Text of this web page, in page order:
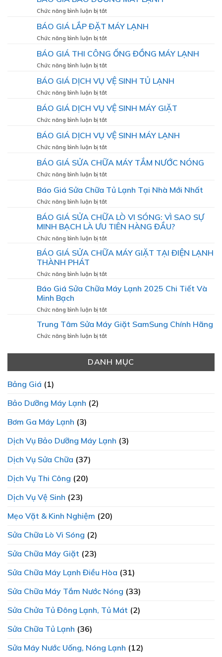
–
pháp
giúp
máy
hoạt
động
bền
bỉ,
lạnh
BƠM
MÁY
Chức năng bình luận bị tắtở
GIÁ
BẢO
MÁY
BÁO GIÁ LẮP ĐẶT MÁY LẠNH
Chức năng bình luận bị tắtở
GIÁ
LẮP
MÁY
BÁO GIÁ THI CÔNG ỐNG ĐỒNG MÁY LẠNH
Chức năng bình luận bị tắtở
GIÁ
THI
ỐNG
MÁY
LẠNH
BÁO GIÁ DỊCH VỤ VỆ SINH TỦ LẠNH
Chức năng bình luận bị tắtở
GIÁ
DỊCH
VỆ
TỦ
LẠNH
BÁO GIÁ DỊCH VỤ VỆ SINH MÁY GIẶT
Chức năng bình luận bị tắtở
GIÁ
DỊCH
VỆ
MÁY
GIẶT
BÁO GIÁ DỊCH VỤ VỆ SINH MÁY LẠNH
Chức năng bình luận bị tắtở
GIÁ
DỊCH
VỆ
MÁY
LẠNH
BÁO GIÁ SỬA CHỮA MÁY TẮM NƯỚC NÓNG
Chức năng bình luận bị tắtở
GIÁ
SỬA
MÁY
TẮM
NÓNG
Báo Giá Sửa Chữa Tủ Lạnh Tại Nhà Mới Nhất
Chức năng bình luận bị tắtở
Giá
Sửa
Lạnh
Mới
Nhất
BÁO GIÁ SỬA CHỮA LÒ VI SÓNG: VÌ SAO SỰ
MINH BẠCH LÀ ƯU TIÊN HÀNG ĐẦU?
Chức năng bình luận bị tắtở
GIÁ
CHỮA
VI
SAO
SỰ
MINH
BẠCH
TIÊN
HÀNG
BÁO GIÁ SỬA CHỮA MÁY GIẶT TẠI ĐIỆN LẠNH
THÀNH PHÁT
Chức năng bình luận bị tắtở
GIÁ
CHỮA
GIẶT
THÀNH
PHÁT
Báo Giá Sửa Chữa Máy Lạnh 2025 Chi Tiết Và
Minh Bạch
Chức năng bình luận bị tắtở
Giá
Sửa
Lạnh
Trung Tâm Sửa Máy Giặt SamSung Chính Hãng
Chức năng bình luận bị tắtở
Tâm
Sửa
DANH MỤC
Bảng Giá (1)
Bảo Dưỡng Máy Lạnh (2)
Bơm Ga Máy Lạnh (3)
Dịch Vụ Bảo Dưỡng Máy Lạnh (3)
Dịch Vụ Sửa Chữa (37)
Dịch Vụ Thi Công (20)
Dịch Vụ Vệ Sinh (23)
Mẹo Vặt & Kinh Nghiệm (20)
Sửa Chữa Lò Vi Sóng (2)
Sửa Chữa Máy Giặt (23)
Sửa Chữa Máy Lạnh Điều Hòa (31)
Sửa Chữa Máy Tắm Nước Nóng (33)
Sửa Chửa Tủ Đông Lạnh, Tủ Mát (2)
Sửa Chữa Tủ Lạnh (36)
Sửa Máy Nước Uống, Nóng Lạnh (12)